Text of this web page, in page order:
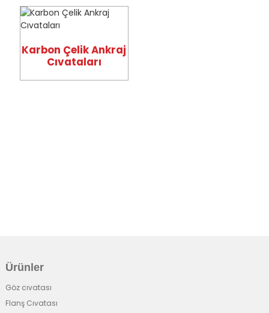
Karbon Çelik Ankraj
Cıvataları
Ürünler
Göz cıvatası
Flanş Cıvatası